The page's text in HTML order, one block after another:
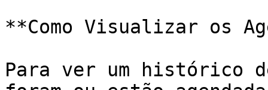
**Como Visualizar os
Para ver um histórico